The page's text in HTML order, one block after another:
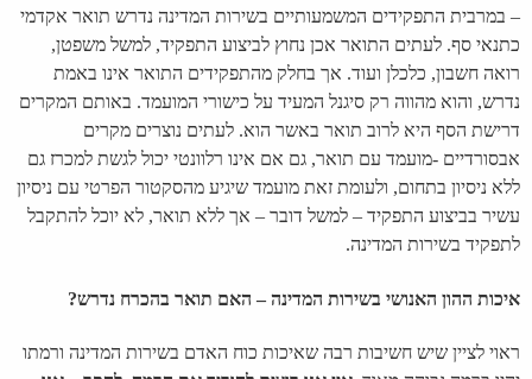
– במרבית התפקידים המשמעותיים בשירות המדינה נדרש תואר אקדמי
כתנאי סף. לעתים התואר אכן נחוץ לביצוע התפקיד, למשל משפטן,
רואה חשבון, כלכלן ועוד. אך בחלק מהתפקידים התואר אינו באמת
נדרש, והוא מהווה רק סיגנל המעיד על כישורי המועמד. באותם המקרים
דרישת הסף היא לרוב תואר באשר הוא. לעתים נוצרים מקרים
אבסורדיים -מועמד עם תואר, גם אם אינו רלוונטי יכול לגשת למכרז גם
ללא ניסיון בתחום, ולעומת זאת מועמד שיגיע מהסקטור הפרטי עם ניסיון
עשיר בביצוע התפקיד – למשל דובר – אך ללא תואר, לא יוכל להתקבל
לתפקיד בשירות המדינה.
איכות ההון האנושי בשירות המדינה – האם תואר בהכרח נדרש?
ראוי לציין שיש חשיבות רבה שאיכות כוח האדם בשירות המדינה ורמתו